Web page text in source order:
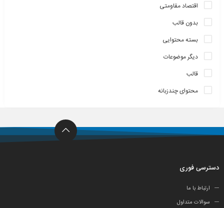
اقتصاد مقاومتی
بدون قالب
بسته محتوایی
دیگر موضوعات
قالب
محتوای چندزبانه
دسترسی فوری
ارتباط با ما
سوالات متداول